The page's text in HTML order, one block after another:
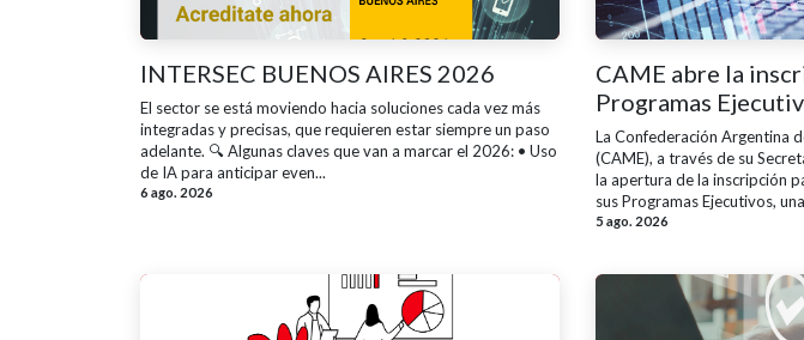
INTERSEC BUENOS AIRES 2026
El sector se está moviendo hacia soluciones cada vez más
integradas y precisas, que requieren estar siempre un paso
adelante. 🔍 Algunas claves que van a marcar el 2026: • Uso
de IA para anticipar even...
6 ago. 2026
CAME abre la
Programas
La Confederación Argentina
(CAME), a través de su
la apertura de la inscripción
sus Programas Ejecutivos,
5 ago. 2026